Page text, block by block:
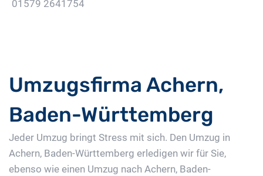
01579 2641754
Umzugsfirma Achern,
Baden-Württemberg
Jeder Umzug bringt Stress mit sich. Den Umzug in
Achern, Baden-Württemberg erledigen wir für Sie,
ebenso wie einen Umzug nach Achern, Baden-